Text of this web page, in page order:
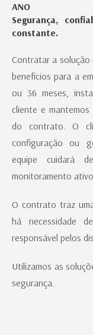
ANO
Segurança,
constante.
Contratar a solução
benefícios para a
ou 36 meses,
cliente e
do contrato. O
configuração ou
equipe cuidará
monitoramento
O contrato traz
há necessidade
responsável pelos
Utilizamos as
segurança.